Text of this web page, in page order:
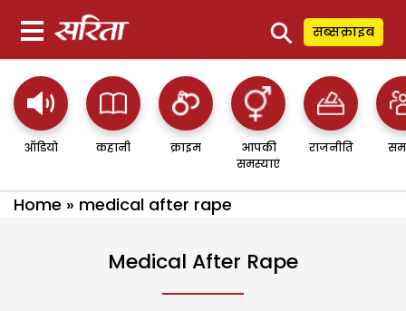
⚲ सब्सक्राइब
ऑडियो कहानी क्राइम
आपकी
समस्याएं
राजनीति
Home » medical after rape
Medical After Rape